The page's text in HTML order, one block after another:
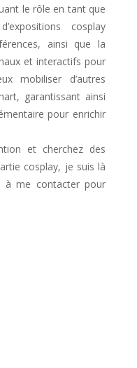
le rôle en tant que
cosplay
ainsi que la
et interactifs pour
mobiliser d’autres
garantissant ainsi
pour enrichir
et cherchez des
cosplay, je suis là
à me contacter pour